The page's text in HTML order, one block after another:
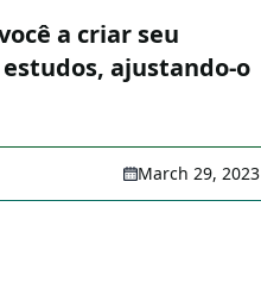
a criar seu
ajustando-o
March 29, 2023